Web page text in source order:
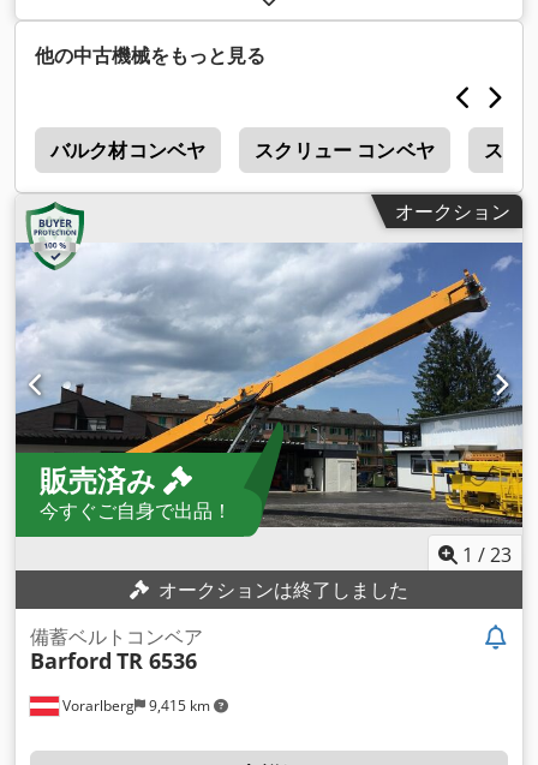
他の中古機械をもっと見る
バルク材コンベヤ スクリュー コンベヤ スタ
オークション
販売済み
今すぐご自身で出品！
1 /23
オークションは終了しました
Vorarlberg 9,415 km
備蓄ベルトコンベア
Barford TR 6536